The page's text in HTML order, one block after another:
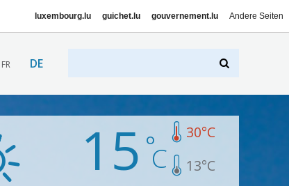
luxembourg.lu guichet.lu gouvernement.lu Andere Seiten
FR DE
15 30°C
13°C